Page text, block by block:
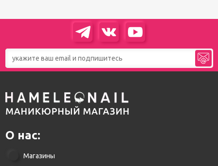
О нас:
Магазины